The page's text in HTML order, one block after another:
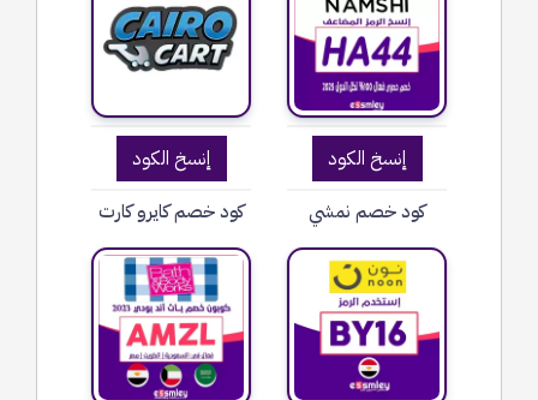
إنسخ الكود
كود خصم نمشي
إنسخ الكود
كود خصم كايرو كارت